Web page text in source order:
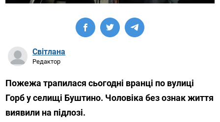
Світлана
Редактор
Пожежа трапилася сьогодні вранці по вулиці
Горб у селищі Буштино. Чоловіка без ознак життя
виявили на підлозі.